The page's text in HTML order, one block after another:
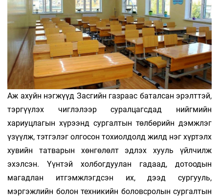
Аж ахуйн нэгжүүд Засгийн газраас баталсан эрэлттэй,
тэргүүлэх чиглэлээр суралцагсдад нийгмийн
хариуцлагын хүрээнд сургалтын төлбөрийн дэмжлэг
үзүүлж, тэтгэлэг олгосон тохиолдолд жилд нэг хүртэлх
хувийн татварын хөнгөлөлт эдлэх хууль үйлчилж
эхэлсэн. Үүнтэй холбогдуулан гадаад, дотоодын
магадлан итгэмжлэгдсэн их, дээд сургууль,
мэргэжлийн болон техникийн боловсролын сургалтын